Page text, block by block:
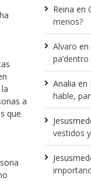
a
que
Reina en
menos?
Alvaro en
Analia en
hable,
vestidos